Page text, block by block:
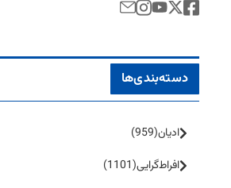
دسته‌بندی‌ها
ادیان(959)
افراط‌گرایی(1101)